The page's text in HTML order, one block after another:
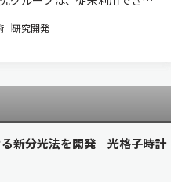
（ニュースリリース）。 クリ
として注目されている水素を
研究開発
新分光法を開発 光格子時計